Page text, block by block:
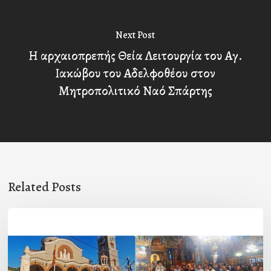
Next Post
Η αρχαιοπρεπής Θεία Λειτουργία του Αγ.
Ιακώβου του Αδελφοθέου στον
Μητροπολιτικό Ναό Σπάρτης
Related Posts
εορτή
της